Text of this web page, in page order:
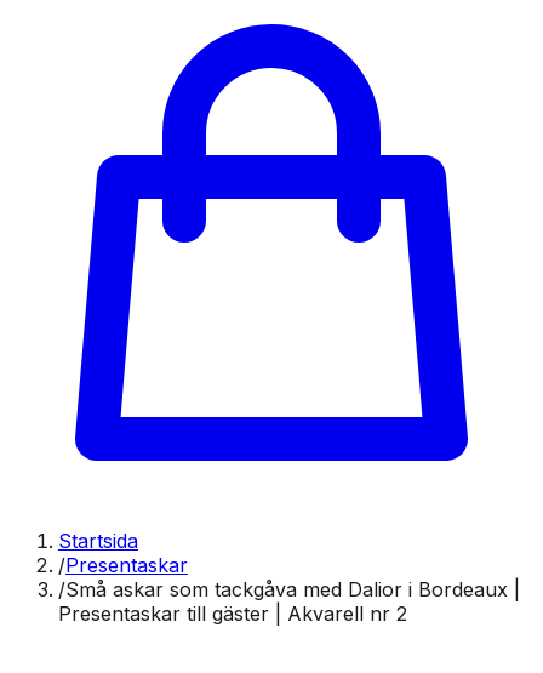
Startsida
/Presentaskar
/Små askar som tackgåva med Dalior i Bordeaux |
Presentaskar till gäster | Akvarell nr 2